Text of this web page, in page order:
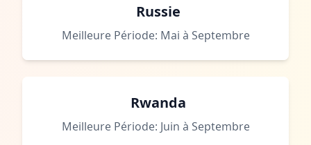
Russie
Meilleure Période: Mai à Septembre
Rwanda
Meilleure Période: Juin à Septembre